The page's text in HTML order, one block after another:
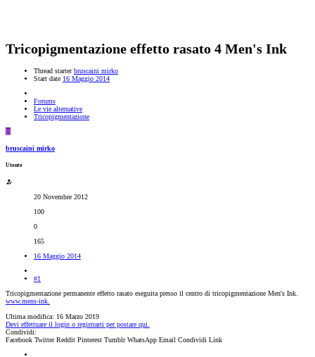
Tricopigmentazione effetto rasato 4 Men's Ink
Thread starter bruscaini mirko
Start date 16 Maggio 2014
Forums
Le vie alternative
Tricopigmentazione
B
bruscaini mirko
Utente
20 Novembre 2012
100
0
165
16 Maggio 2014
#1
Tricopigmentazione permanente effetto rasato eseguita presso il centro di tricopigmentazione Men's Ink.
www.mens-ink.
Ultima modifica: 16 Marzo 2019
Devi effettuare il login o registrarti per postare qui.
Condividi:
Facebook Twitter Reddit Pinterest Tumblr WhatsApp Email Condividi Link